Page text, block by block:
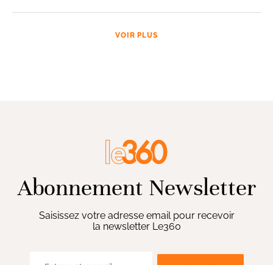
VOIR PLUS
Abonnement Newsletter
Saisissez votre adresse email pour recevoir
la newsletter Le360